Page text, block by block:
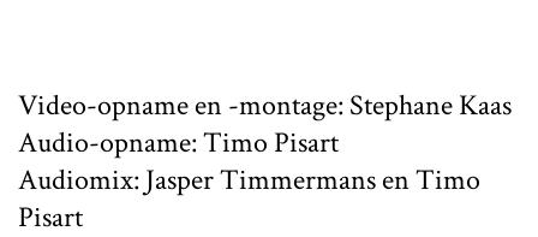
Video-opname en -montage: Stephane Kaas
Audio-opname: Timo Pisart
Audiomix: Jasper Timmermans en Timo
Pisart